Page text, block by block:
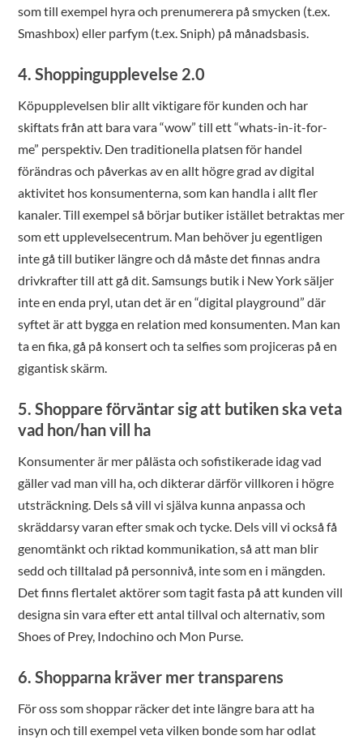
som till exempel hyra och prenumerera på smycken (t.ex.
Smashbox) eller parfym (t.ex. Sniph) på månadsbasis.
4. Shoppingupplevelse 2.0
Köpupplevelsen blir allt viktigare för kunden och har
skiftats från att bara vara “wow” till ett “whats-in-it-for-
me” perspektiv. Den traditionella platsen för handel
förändras och påverkas av en allt högre grad av digital
aktivitet hos konsumenterna, som kan handla i allt fler
kanaler. Till exempel så börjar butiker istället betraktas mer
som ett upplevelsecentrum. Man behöver ju egentligen
inte gå till butiker längre och då måste det finnas andra
drivkrafter till att gå dit. Samsungs butik i New York säljer
inte en enda pryl, utan det är en “digital playground” där
syftet är att bygga en relation med konsumenten. Man kan
ta en fika, gå på konsert och ta selfies som projiceras på en
gigantisk skärm.
5. Shoppare förväntar sig att butiken ska veta
vad hon/han vill ha
Konsumenter är mer pålästa och sofistikerade idag vad
gäller vad man vill ha, och dikterar därför villkoren i högre
utsträckning. Dels så vill vi själva kunna anpassa och
skräddarsy varan efter smak och tycke. Dels vill vi också få
genomtänkt och riktad kommunikation, så att man blir
sedd och tilltalad på personnivå, inte som en i mängden.
Det finns flertalet aktörer som tagit fasta på att kunden vill
designa sin vara efter ett antal tillval och alternativ, som
Shoes of Prey, Indochino och Mon Purse.
6. Shopparna kräver mer transparens
För oss som shoppar räcker det inte längre bara att ha
insyn och till exempel veta vilken bonde som har odlat